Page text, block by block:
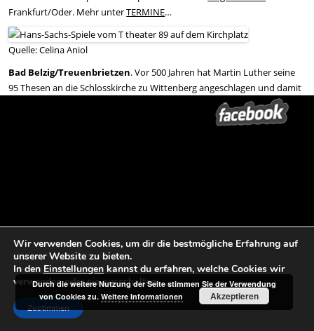
Frankfurt/Oder. Mehr unterTERMINE…
Quelle: Celina Aniol
Bad Belzig/Treuenbrietzen. Vor 500 Jahren hat Martin Luther seine
95 Thesen an die Schlosskirche zu Wittenberg angeschlagen und damit
die Reformation ausgelöst. Das wird nicht zuletzt von der
Arbeitsgemeinschaft „Städte mit historischen Stadtkernen“
Beitrags-Navigation
←HANS SACHS in Eberswalde
| ODF
HANS SACHS in Naugarten
Wir verwenden Cookies, um dir die bestmögliche Erfahrung auf
unserer Website zu bieten.
In den Einstellungen kannst du erfahren, welche Cookies wir
verwenden oder sie ausschalten.
Zustimmen
Durch die weitere Nutzung der Seite stimmen Sie der Verwendung
von Cookies zu.Weitere Informationen Akzeptieren